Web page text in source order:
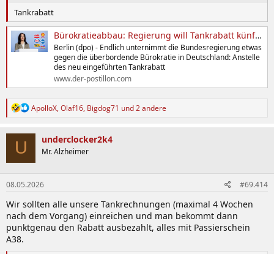
Tankrabatt
Bürokratieabbau: Regierung will Tankrabatt künftig direkt an Ölkonzerne überweisen
Berlin (dpo) - Endlich unternimmt die Bundesregierung etwas
gegen die überbordende Bürokratie in Deutschland: Anstelle
des neu eingeführten Tankrabatt
www.der-postillon.com
R
k
o
n
e
n
:
ApolloX, Olaf16, Bigdog71 und 2 andere
U underclocker2k4
Mr. Alzheimer
08.05.2026 #69.414
Wir sollten alle unsere Tankrechnungen (maximal 4 Wochen
nach dem Vorgang) einreichen und man bekommt dann
punktgenau den Rabatt ausbezahlt, alles mit Passierschein
A38.